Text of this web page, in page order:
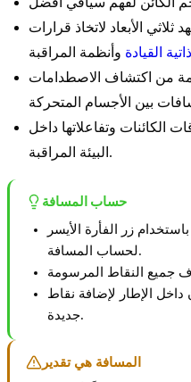
الأبعاد لاتخاذ قرارات
القيادة
من اكتشاف الاصطدامات
الكائنات وتفاعلاتها داخل
البيئة المراقبة.
حساب المسافة
زر الفأرة الأيسر
لحساب المسافة.
داخل الإطار لإضافة نقاط
جديدة.
المسافة هي تقدير